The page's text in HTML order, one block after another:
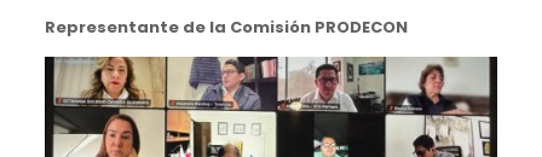
Representante de la Comisión PRODECON